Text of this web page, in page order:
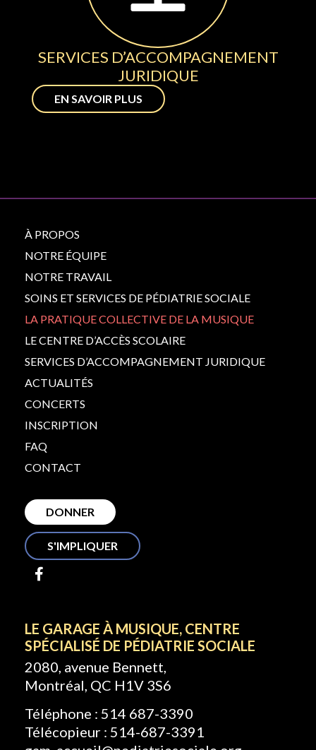
SERVICES D’ACCOMPAGNEMENT
JURIDIQUE
EN SAVOIR PLUS
LE GARAGE À MUSIQUE, CENTRE
SPÉCIALISÉ DE PÉDIATRIE SOCIALE
2080, avenue Bennett,
Montréal, QC H1V 3S6
Téléphone : 514 687-3390
Télécopieur : 514-687-3391
À PROPOS
NOTRE ÉQUIPE
NOTRE TRAVAIL
SOINS ET SERVICES DE PÉDIATRIE SOCIALE
LA PRATIQUE COLLECTIVE DE LA MUSIQUE
LE CENTRE D’ACCÈS SCOLAIRE
SERVICES D’ACCOMPAGNEMENT JURIDIQUE
ACTUALITÉS
CONCERTS
INSCRIPTION
FAQ
CONTACT
DONNER
S'IMPLIQUER